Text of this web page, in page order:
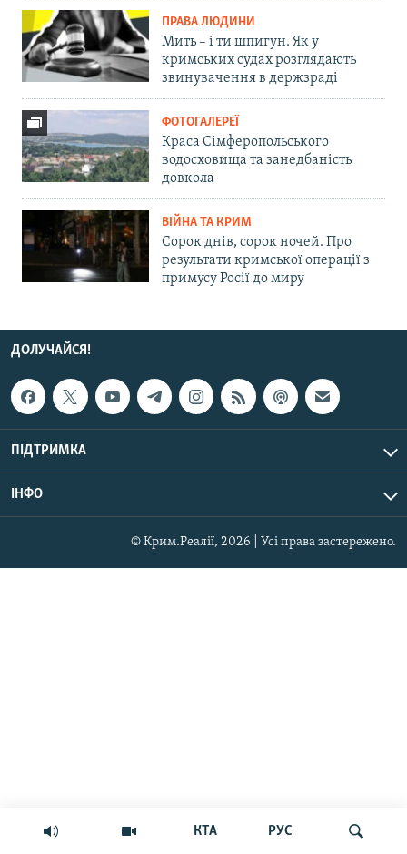
КТА РУС
ПРАВА ЛЮДИНИ
Мить – і ти шпигун. Як у
кримських судах розглядають
звинувачення в держзраді
ФОТОГАЛЕРЕЇ
Краса Сімферопольського
водосховища та занедбаність
довкола
ВІЙНА ТА КРИМ
Сорок днів, сорок ночей. Про
результати кримської операції з
примусу Росії до миру
ДОЛУЧАЙСЯ!
ПІДТРИМКА
ІНФО
© Крим.Реалії, 2026 | Усі права застережено.